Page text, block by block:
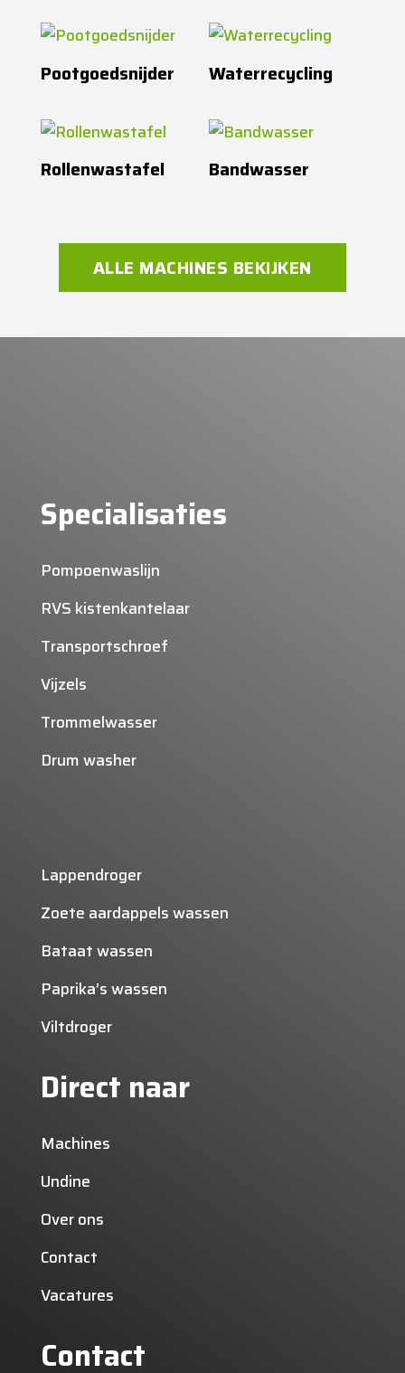
Pootgoedsnijder Waterrecycling
Rollenwastafel Bandwasser
ALLE MACHINES BEKIJKEN
Specialisaties
Pompoenwaslijn
RVS kistenkantelaar
Transportschroef
Vijzels
Trommelwasser
Drum washer
Lappendroger
Zoete aardappels wassen
Bataat wassen
Paprika’s wassen
Viltdroger
Direct naar
Machines
Undine
Over ons
Contact
Vacatures
Contact